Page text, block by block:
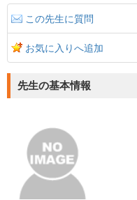
この先生に質問
お気に入りへ追加
先生の基本情報